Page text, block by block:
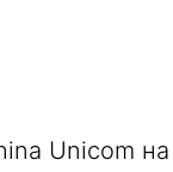
Unicom